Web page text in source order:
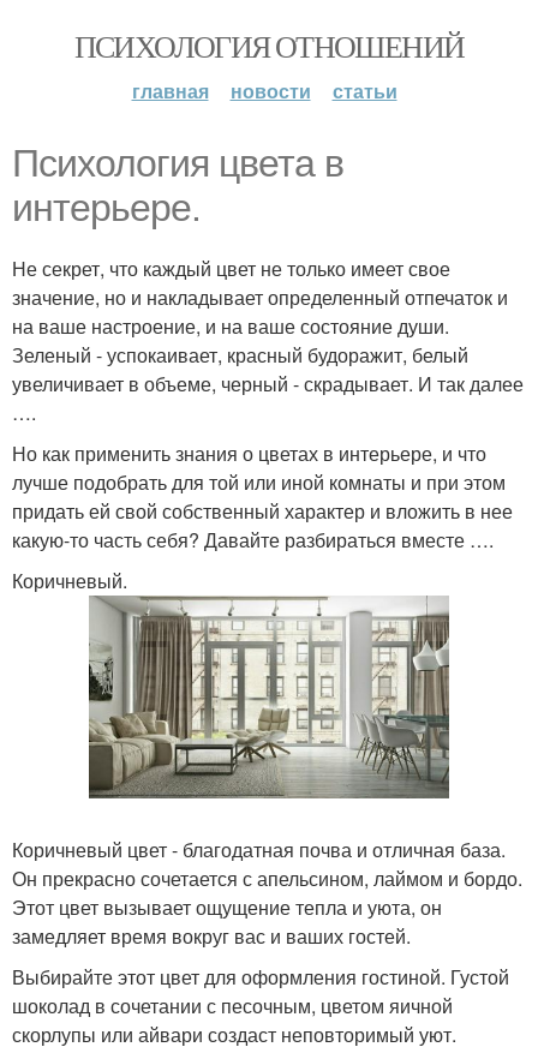
ПСИХОЛОГИЯ ОТНОШЕНИЙ
главная новости статьи
Психология цвета в
интерьере.
Не секрет, что каждый цвет не только имеет свое
значение, но и накладывает определенный отпечаток и
на ваше настроение, и на ваше состояние души.
Зеленый - успокаивает, красный будоражит, белый
увеличивает в объеме, черный - скрадывает. И так далее
….
Но как применить знания о цветах в интерьере, и что
лучше подобрать для той или иной комнаты и при этом
придать ей свой собственный характер и вложить в нее
какую-то часть себя? Давайте разбираться вместе ….
Коричневый.
Коричневый цвет - благодатная почва и отличная база.
Он прекрасно сочетается с апельсином, лаймом и бордо.
Этот цвет вызывает ощущение тепла и уюта, он
замедляет время вокруг вас и ваших гостей.
Выбирайте этот цвет для оформления гостиной. Густой
шоколад в сочетании с песочным, цветом яичной
скорлупы или айвари создаст неповторимый уют.